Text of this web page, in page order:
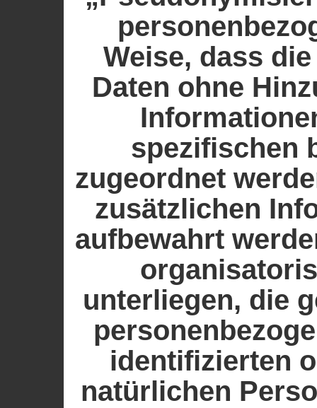
Weise, dass
Daten ohne
spezifischen
zugeordnet
zusätzlichen
aufbewahrt
unterliegen, die
identifizierten
natürlichen